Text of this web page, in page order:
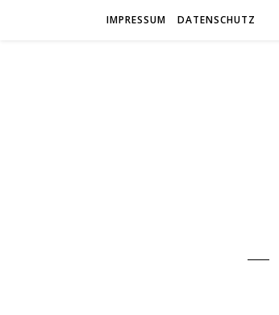
IMPRESSUM DATENSCHUTZ